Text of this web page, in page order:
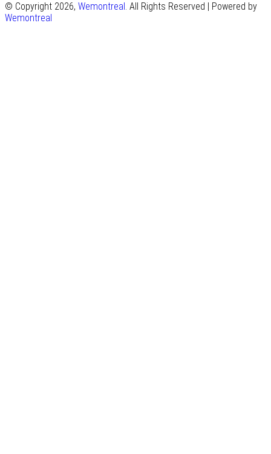
© Copyright 2026, Wemontreal. All Rights Reserved | Powered by
Wemontreal